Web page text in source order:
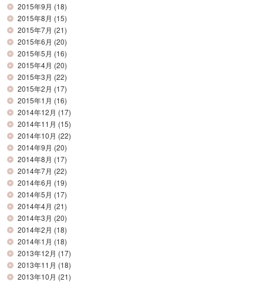
2015年9月 (18)
2015年8月 (15)
2015年7月 (21)
2015年6月 (20)
2015年5月 (16)
2015年4月 (20)
2015年3月 (22)
2015年2月 (17)
2015年1月 (16)
2014年12月 (17)
2014年11月 (15)
2014年10月 (22)
2014年9月 (20)
2014年8月 (17)
2014年7月 (22)
2014年6月 (19)
2014年5月 (17)
2014年4月 (21)
2014年3月 (20)
2014年2月 (18)
2014年1月 (18)
2013年12月 (17)
2013年11月 (18)
2013年10月 (21)